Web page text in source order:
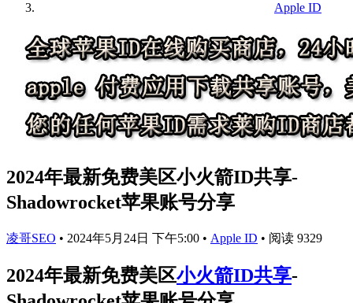
Apple ID
2024年最新免费美区小火箭ID共享-
Shadowrocket苹果账号分享
凌哥SEO • 2024年5月24日 下午5:00 • Apple ID • 阅读 9329
2024年最新免费美区小火箭ID共享-